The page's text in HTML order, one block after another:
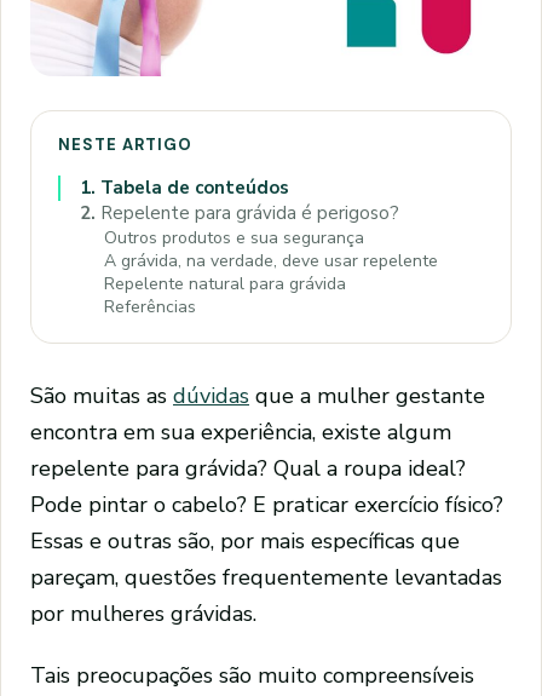
NESTE ARTIGO
1. Tabela de conteúdos
2. Repelente para grávida é perigoso?
Outros produtos e sua segurança
A grávida, na verdade, deve usar repelente
Repelente natural para grávida
Referências
São muitas as dúvidas que a mulher gestante
encontra em sua experiência, existe algum
repelente para grávida? Qual a roupa ideal?
Pode pintar o cabelo? E praticar exercício físico?
Essas e outras são, por mais específicas que
pareçam, questões frequentemente levantadas
por mulheres grávidas.
Tais preocupações são muito compreensíveis